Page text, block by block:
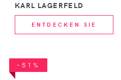
KARL LAGERFELD
ENTDECKEN SIE
-51%